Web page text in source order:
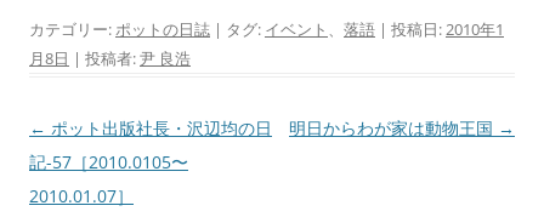
カテゴリー: ポットの日誌 | タグ: イベント 落語 | 投稿日: 2010年1
月8日 | 投稿者:尹 良浩
投
稿
ナ
← ポット出版社長・沢辺均の日
記-57［2010.0105〜
2010.01.07］
明日からわが家は動物王国 →